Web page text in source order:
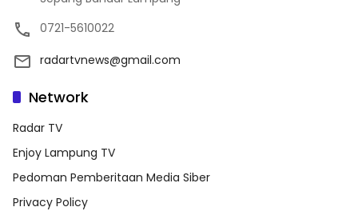
0721-5610022
radartvnews@gmail.com
Network
Radar TV
Enjoy Lampung TV
Pedoman Pemberitaan Media Siber
Privacy Policy